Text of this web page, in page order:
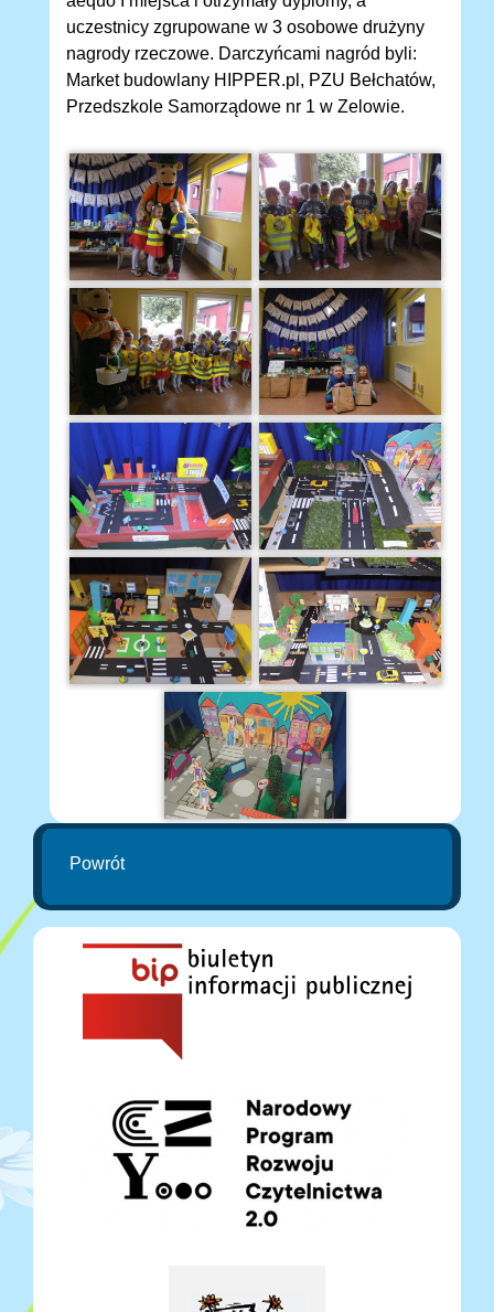
uczestnicy zgrupowane w 3 osobowe drużyny
nagrody rzeczowe. Darczyńcami nagród byli:
Market budowlany HIPPER.pl, PZU Bełchatów,
Przedszkole Samorządowe nr 1 w Zelowie.
Powrót